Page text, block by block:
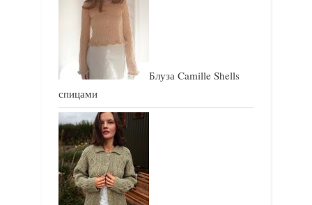
Блуза Camille Shells
спицами